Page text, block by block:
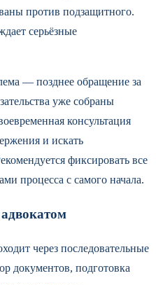
против подзащитного.
серьёзные
— позднее обращение за
уже собраны
консультация
и искать
фиксировать все
процесса с самого начала.
через последовательные
документов, подготовка